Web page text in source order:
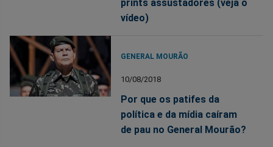
prints assustadores (veja o
vídeo)
GENERAL MOURÃO
10/08/2018
Por que os patifes da
política e da mídia caíram
de pau no General Mourão?